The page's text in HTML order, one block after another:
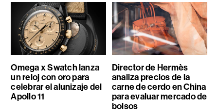
Omega x Swatch lanza
un reloj con oro para
celebrar el alunizaje del
Apollo 11
Director de Hermès
analiza precios de la
carne de cerdo en China
para evaluar mercado de
bolsos